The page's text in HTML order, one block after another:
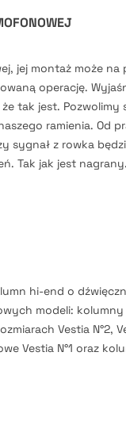
jej montaż może na
operację.
tak jest. Pozwolimy
ramienia. Od
sygnał z rowka
Tak jak jest nagrany.
hi-end o
modeli: kolumny
Vestia N°2,
Vestia N°1 oraz